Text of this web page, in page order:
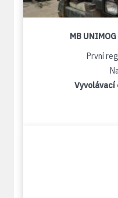
MB
První
Vyvolávací